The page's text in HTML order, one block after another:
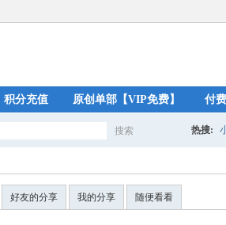
积分充值 原创单部【VIP免费】 付
搜索 热搜:
好友的分享 我的分享 随便看看